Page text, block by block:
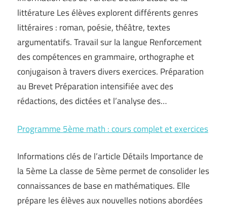
littérature Les élèves explorent différents genres
littéraires : roman, poésie, théâtre, textes
argumentatifs. Travail sur la langue Renforcement
des compétences en grammaire, orthographe et
conjugaison à travers divers exercices. Préparation
au Brevet Préparation intensifiée avec des
rédactions, des dictées et l’analyse des…
Programme 5ème math : cours complet et exercices
Informations clés de l’article Détails Importance de
la 5ème La classe de 5ème permet de consolider les
connaissances de base en mathématiques. Elle
prépare les élèves aux nouvelles notions abordées